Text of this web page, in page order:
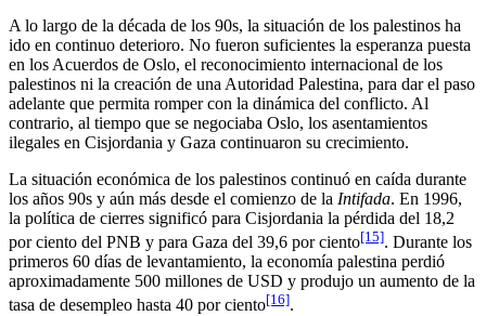
A lo largo de la década de los 90s, la situación de los palestinos ha
ido en continuo deterioro. No fueron suficientes la esperanza puesta
en los Acuerdos de Oslo, el reconocimiento internacional de los
palestinos ni la creación de una Autoridad Palestina, para dar el paso
adelante que permita romper con la dinámica del conflicto. Al
contrario, al tiempo que se negociaba Oslo, los asentamientos
ilegales en Cisjordania y Gaza continuaron su crecimiento.
La situación económica de los palestinos continuó en caída durante
los años 90s y aún más desde el comienzo de la Intifada. En 1996,
la política de cierres significó para Cisjordania la pérdida del 18,2
por ciento del PNB y para Gaza del 39,6 por ciento[15]. Durante los
primeros 60 días de levantamiento, la economía palestina perdió
aproximadamente 500 millones de USD y produjo un aumento de la
tasa de desempleo hasta 40 por ciento[16].